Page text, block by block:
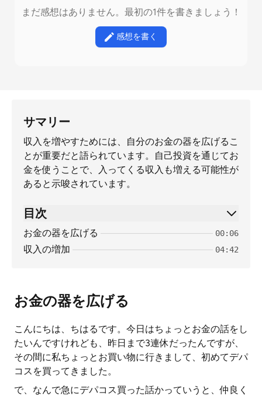
まだ感想はありません。最初の1件を書きましょう！
感想を書く
サマリー
収入を増やすためには、自分のお金の器を広げるこ
とが重要だと語られています。自己投資を通じてお
金を使うことで、入ってくる収入も増える可能性が
あると示唆されています。
目次
お金の器を広げる 00:06
収入の増加 04:42
お金の器を広げる
こんにちは、ちはるです。今日はちょっとお金の話をし
たいんですけれども、昨日まで3連休だったんですが、
その間に私ちょっとお買い物に行きまして、初めてデパ
コスを買ってきました。
で、なんで急にデパコス買った話かっていうと、仲良く